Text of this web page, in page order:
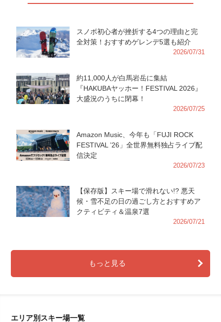
スノボ初心者が挫折する4つの理由と完
全対策！おすすめゲレンデ5選も紹介
2026/07/31
約11,000人が白馬岩岳に集結
『HAKUBAヤッホー！FESTIVAL 2026』
大盛況のうちに閉幕！
2026/07/25
Amazon Music、今年も「FUJI ROCK
FESTIVAL ’26」全世界無料独占ライブ配
信決定
2026/07/23
【保存版】スキー場で滑れない!? 悪天
候・雪不足の日の過ごし方とおすすめア
クティビティ＆温泉7選
2026/07/21
もっと見る
エリア別スキー場一覧